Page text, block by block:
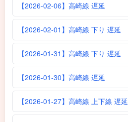
【2026-02-06】高崎線 遅延
【2026-02-01】高崎線 下り 遅延
【2026-01-31】高崎線 下り 遅延
【2026-01-30】高崎線 遅延
【2026-01-27】高崎線 上下線 遅延